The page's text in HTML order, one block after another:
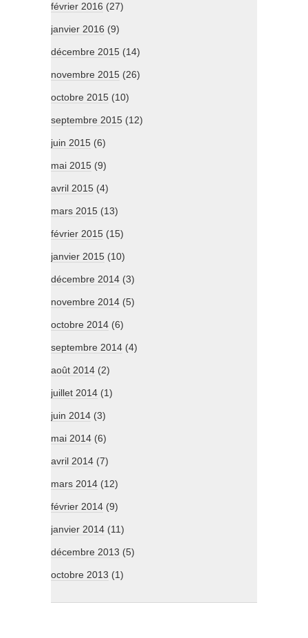
février 2016 (27)
janvier 2016 (9)
décembre 2015 (14)
novembre 2015 (26)
octobre 2015 (10)
septembre 2015 (12)
juin 2015 (6)
mai 2015 (9)
avril 2015 (4)
mars 2015 (13)
février 2015 (15)
janvier 2015 (10)
décembre 2014 (3)
novembre 2014 (5)
octobre 2014 (6)
septembre 2014 (4)
août 2014 (2)
juillet 2014 (1)
juin 2014 (3)
mai 2014 (6)
avril 2014 (7)
mars 2014 (12)
février 2014 (9)
janvier 2014 (11)
décembre 2013 (5)
octobre 2013 (1)